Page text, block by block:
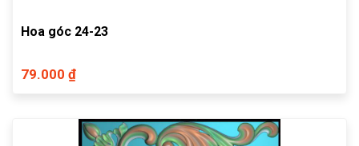
Hoa góc 24-23
79.000 ₫